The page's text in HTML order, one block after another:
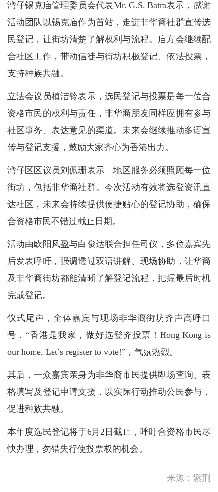
湾仔锡克庙管理委员会代表Mr. G.S. Batra表示，感谢
活动团队以锡克庙作为首站，走进非华裔社群宣传选
民登记，让街坊清楚了解权利与流程。庙方会继续配
合社区工作，带动信徒与街坊积极登记、依法投票，
支持种族共融。
立法会议员植洁铃表示，选民登记与投票是每一位合
资格市民的权利与责任，非华裔朋友同样应拥有参与
社区事务、表达意见的渠道。未来会继续推动多语宣
传与登记支援，鼓励大家齐心为香港出力。
湾仔区区议员刘佩珊表示，地区服务必须照顾每一位
街坊，包括非华裔社群。今次活动有效将选登资讯直
达社区，未来会持续提供便捷贴心的登记协助，确保
合资格市民不错过截止日期。
活动由欧阳凤盈与白俊达联合担任司仪，多位嘉宾先
后发表呼吁，强调透过双语讲解、现场协助，让华裔
及非华裔街坊都能清晰了解登记流程，把握最后时机
完成登记。
仪式尾声，全体嘉宾与现场非华裔街坊齐声高呼口
号：“香港是我家，做好选登齐投票！Hong Kong is
our home, Let’s register to vote!”，气氛热烈。
其后，一众嘉宾亲身为非华裔市民提供即场查询、表
格填写及登记申请支援，以实际行动推动公民参与，
促进种族共融。
本年度选民登记将于6月2日截止，呼吁合资格市民尽
快办理，勿错失行使投票权的机会。
来源：紫荆